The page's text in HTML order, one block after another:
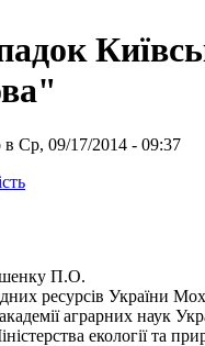
Ср, 09/17/2014 - 09:37
П.О.
ресурсів України
аграрних наук
екології та